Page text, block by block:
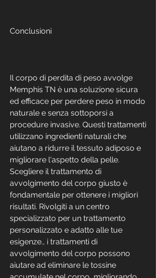
Conclusioni
Il corpo di perdita di peso avvolge
Memphis TN è una soluzione sicura
ed efficace per perdere peso in modo
naturale e senza sottoporsi a
procedure invasive. Questi trattamenti
utilizzano ingredienti naturali che
aiutano a ridurre il tessuto adiposo e
migliorare l'aspetto della pelle.
Scegliere il trattamento di
avvolgimento del corpo giusto è
fondamentale per ottenere i migliori
risultati. Rivolgiti a un centro
specializzato per un trattamento
personalizzato e adatto alle tue
esigenze., i trattamenti di
avvolgimento del corpo possono
aiutare ad eliminare le tossine